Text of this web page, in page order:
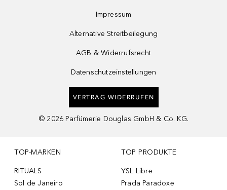
Impressum
Alternative Streitbeilegung
AGB & Widerrufsrecht
Datenschutzeinstellungen
VERTRAG WIDERRUFEN
© 2026 Parfümerie Douglas GmbH & Co. KG.
TOP-MARKEN
RITUALS
Sol de Janeiro
TOP PRODUKTE
YSL Libre
Prada Paradoxe